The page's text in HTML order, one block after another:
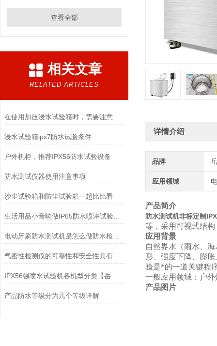
查看全部
相关文章
RELATED ARTICLES
在使用加压浸水试验箱时，需要注意以下几点
浸水试验箱ipx7防水试验条件
户外机柜，推荐IPX56防水试验设备
防水测试仪器使用注意事项
沙尘试验箱和防尘试验箱一起比比看
生活用品小音响做IP65防水喷淋试验装置测试
气密性检测仪的可靠性和安全性具有重要意义
IPX56强喷水试验机各机型分类【岳信】
产品防水等级分为几个等级详解
详情介绍
品牌
应用领域
产品简介
防水测试机非标定制
等，采用可视式结
应用背景
自然界水（雨水、
形、强度下降、膨
验是*的一道关键程
一般应用领域：户
产品图片